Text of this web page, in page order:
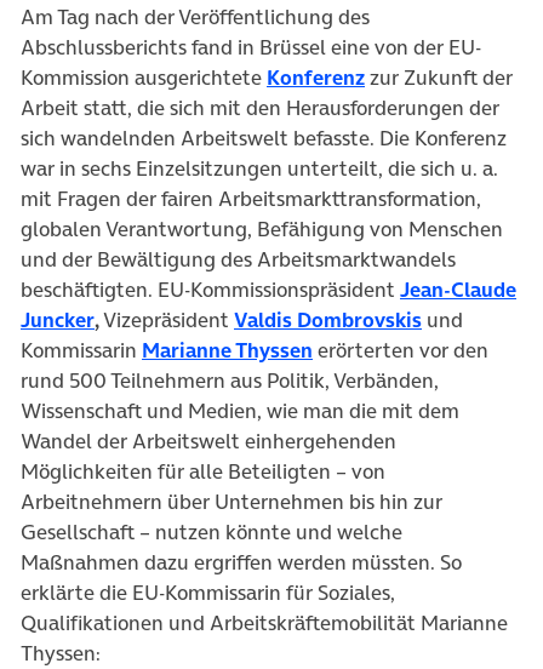
Am Tag nach der Veröffentlichung des
Abschlussberichts fand in Brüssel eine von der EU-
Kommission ausgerichtete Konferenz(öffnet in neuem
zur Zukunft der
Arbeit statt, die sich mit den Herausforderungen der
sich wandelnden Arbeitswelt befasste. Die Konferenz
war in sechs Einzelsitzungen unterteilt, die sich u. a.
mit Fragen der fairen Arbeitsmarkttransformation,
globalen Verantwortung, Befähigung von Menschen
und der Bewältigung des Arbeitsmarktwandels
beschäftigten. EU-Kommissionspräsident Jean-Claude
Juncker(öffnet in neuem Tab)
,Vizepräsident Valdis Dombrovskis(öffnet in
und
Kommissarin Marianne Thyssen (öffnet in neuem Tab)
erörterten vor den
rund 500 Teilnehmern aus Politik, Verbänden,
Wissenschaft und Medien, wie man die mit dem
Wandel der Arbeitswelt einhergehenden
Möglichkeiten für alle Beteiligten – von
Arbeitnehmern über Unternehmen bis hin zur
Gesellschaft – nutzen könnte und welche
Maßnahmen dazu ergriffen werden müssten. So
erklärte die EU-Kommissarin für Soziales,
Qualifikationen und Arbeitskräftemobilität Marianne
Thyssen: